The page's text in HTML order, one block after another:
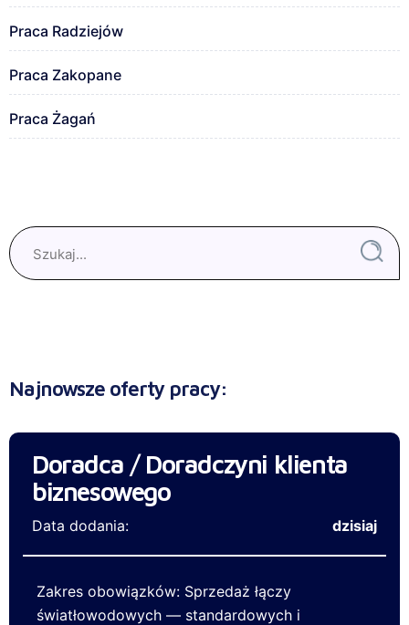
Praca Radziejów
Praca Zakopane
Praca Żagań
Najnowsze oferty pracy:
Doradca / Doradczyni klienta
biznesowego
Data dodania: dzisiaj
Zakres obowiązków: Sprzedaż łączy
światłowodowych — standardowych i